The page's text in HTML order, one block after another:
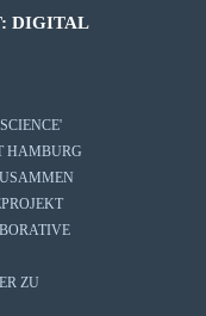
DIGITAL
HAMBURG
ZU